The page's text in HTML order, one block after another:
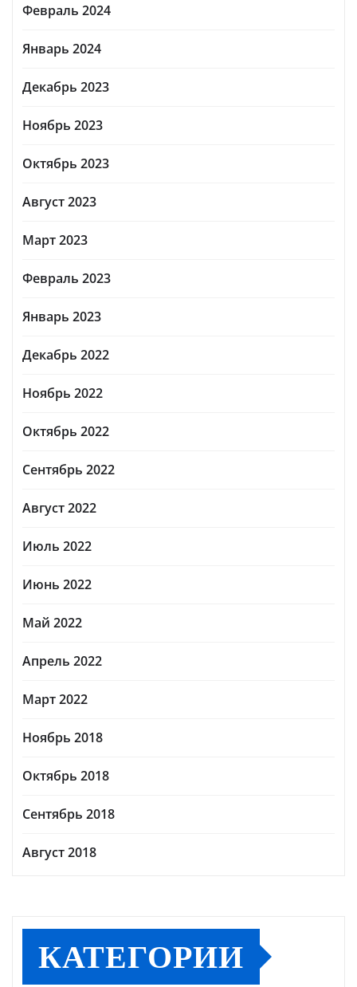
Февраль 2024
Январь 2024
Декабрь 2023
Ноябрь 2023
Октябрь 2023
Август 2023
Март 2023
Февраль 2023
Январь 2023
Декабрь 2022
Ноябрь 2022
Октябрь 2022
Сентябрь 2022
Август 2022
Июль 2022
Июнь 2022
Май 2022
Апрель 2022
Март 2022
Ноябрь 2018
Октябрь 2018
Сентябрь 2018
Август 2018
КАТЕГОРИИ